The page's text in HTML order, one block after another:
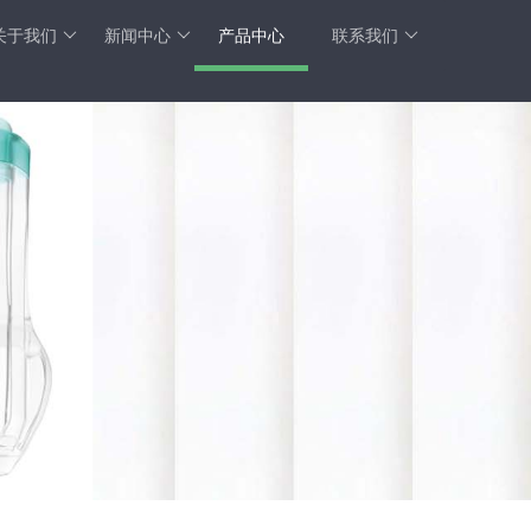
于我们 新闻中心 产品中心 联系我们